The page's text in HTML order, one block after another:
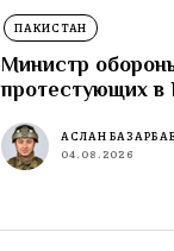
ПАКИСТАН
Министр
протестующих
АСЛАН
04.08.2026